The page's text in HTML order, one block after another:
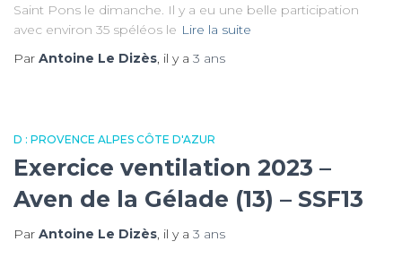
Saint Pons le dimanche. Il y a eu une belle participation
avec environ 35 spéléos le Lire la suite
Par Antoine Le Dizès, il y a 3 ans
D : PROVENCE ALPES CÔTE D'AZUR
Exercice ventilation 2023 –
Aven de la Gélade (13) – SSF13
Par Antoine Le Dizès, il y a 3 ans